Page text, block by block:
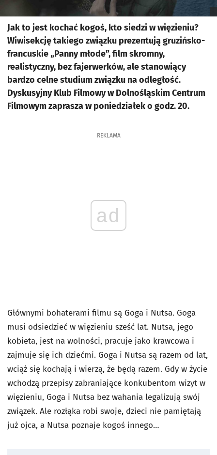
Jak to jest kochać kogoś, kto siedzi w więzieniu?
Wiwisekcję takiego związku prezentują gruzińsko-
francuskie „Panny młode”, film skromny,
realistyczny, bez fajerwerków, ale stanowiący
bardzo celne studium związku na odległość.
Dyskusyjny Klub Filmowy w Dolnośląskim Centrum
Filmowym zaprasza w poniedziałek o godz. 20.
REKLAMA
ad
Głównymi bohaterami filmu są Goga i Nutsa. Goga
musi odsiedzieć w więzieniu sześć lat. Nutsa, jego
kobieta, jest na wolności, pracuje jako krawcowa i
zajmuje się ich dziećmi. Goga i Nutsa są razem od lat,
wciąż się kochają i wierzą, że będą razem. Gdy w życie
wchodzą przepisy zabraniające konkubentom wizyt w
więzieniu, Goga i Nutsa bez wahania legalizują swój
związek. Ale rozłąka robi swoje, dzieci nie pamiętają
już ojca, a Nutsa poznaje kogoś innego…